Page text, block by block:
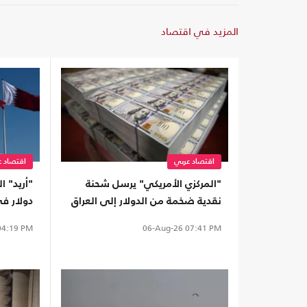
المزيد في اقتصاد
اقتصاد عربي
"المركزي الأمريكي" يرسل شحنة
نقدية ضخمة من الدولار إلى العراق
06-Aug-26 07:41 PM
اقتصاد
دولار
PM